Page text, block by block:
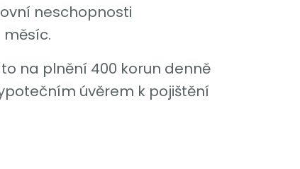
neschopnosti
na plnění 400 korun denně
úvěrem k pojištění